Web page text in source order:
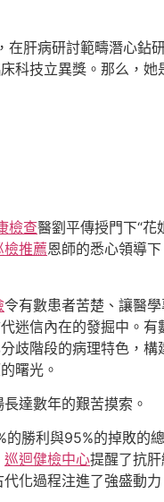
在肝病研討範疇潛心鉆
科技立異獎。那么，她
檢查醫劉平傳授門下“花
檢推薦恩師的悉心領導
令有數患者苦楚、讓醫
迷信內在的發掘中。有
歧階段的病理特色，構
曙光。
達數年的艱苦摸索。
勝利與95%的掉敗的
巡迴健檢中心提醒了抗
化過程注進了強盛動